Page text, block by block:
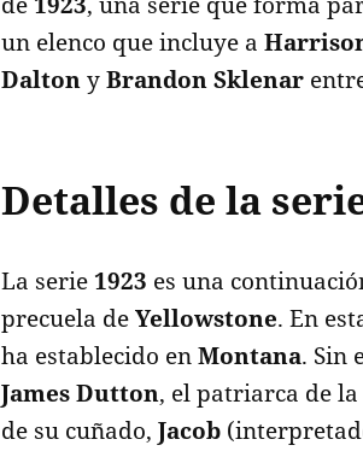
un elenco que incluye a
DaltonyBrandon Sklenar
Detalles de la
La serie 1923 es una
precuela deYellowstone. En
ha establecido enMontana. Sin
James Dutton, el patriarca de
de su cuñado,Jacob